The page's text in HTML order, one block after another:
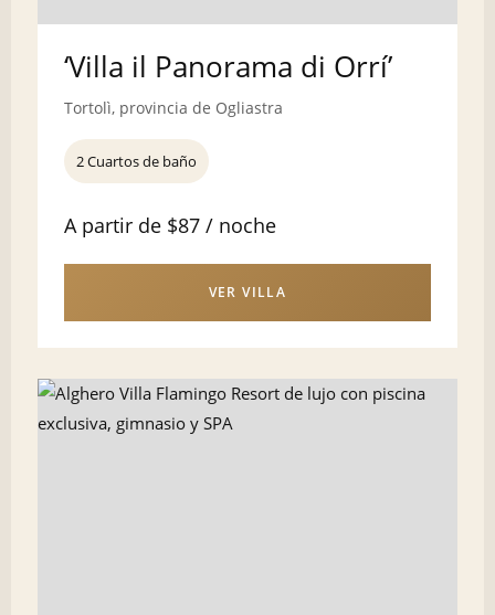
‘Villa il Panorama di Orrí’
Tortolì, provincia de Ogliastra
2 Cuartos de baño
A partir de $87 / noche
VER VILLA